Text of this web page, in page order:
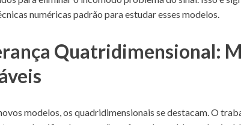
numéricas padrão para estudar esses modelos.
Quatridimensional:
modelos, os quadridimensionais se destacam. O